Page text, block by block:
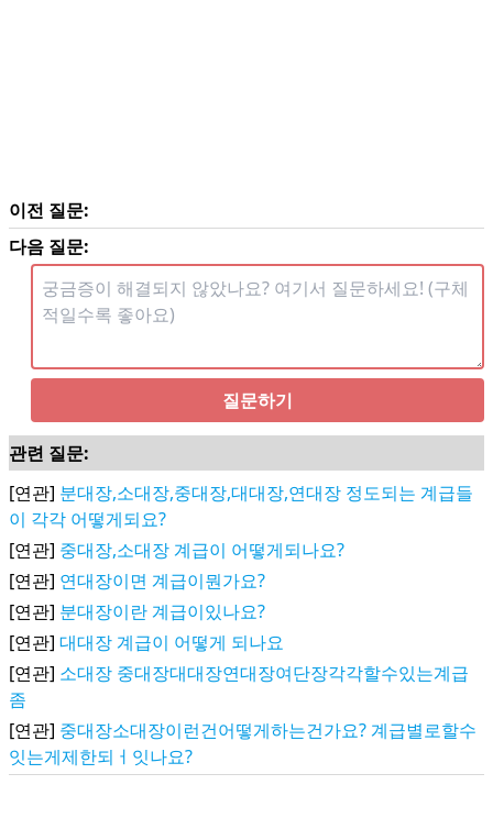
이전 질문:
다음 질문:
질문하기
관련 질문:
[연관] 분대장,소대장,중대장,대대장,연대장 정도되는 계급들
이 각각 어떻게되요?
[연관] 중대장,소대장 계급이 어떻게되나요?
[연관] 연대장이면 계급이뭔가요?
[연관] 분대장이란 계급이있나요?
[연관] 대대장 계급이 어떻게 되나요
[연관] 소대장 중대장대대장연대장여단장각각할수있는계급
좀
[연관] 중대장소대장이런건어떻게하는건가요? 계급별로할수
잇는게제한되ㅓ잇나요?